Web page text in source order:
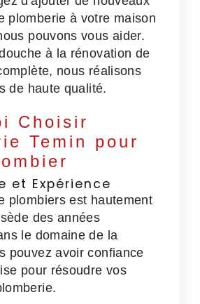
plomberie à votre maison
pouvons vous aider.
à la rénovation de
nous réalisons
de haute qualité.
Choisir
Temin pour
et Expérience
plombiers est hautement
des années
le domaine de la
pouvez avoir confiance
pour résoudre vos